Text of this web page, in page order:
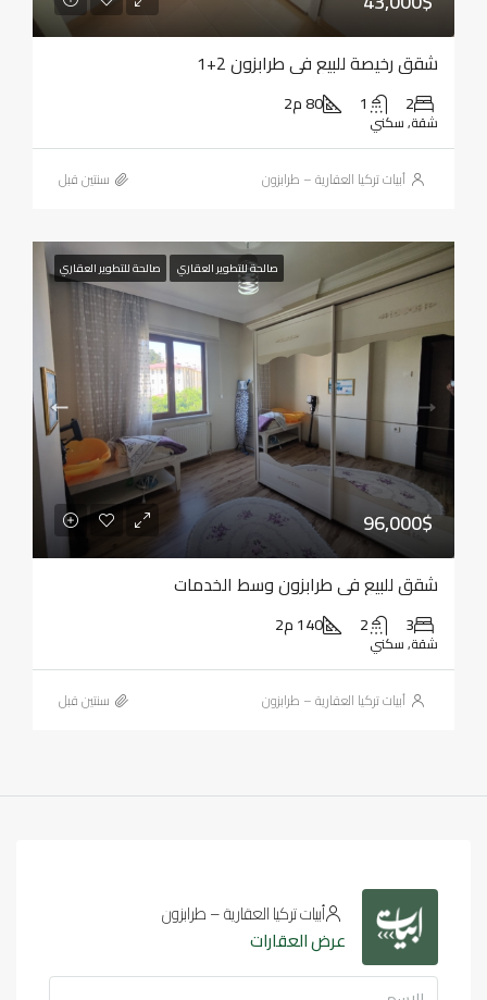
شقق رخيصة للبيع في طرابزون 2+1
2
1 80 م2
شقة, سكني
أبيات تركيا العقارية – طرابزون ‏سنتين قبل
صالحة للتطوير العقاري صالحة للتطوير العقاري
96,000$
شقق للبيع في طرابزون وسط الخدمات
3
2 140 م2
شقة, سكني
أبيات تركيا العقارية – طرابزون ‏سنتين قبل
أبيات تركيا العقارية – طرابزون
عرض العقارات